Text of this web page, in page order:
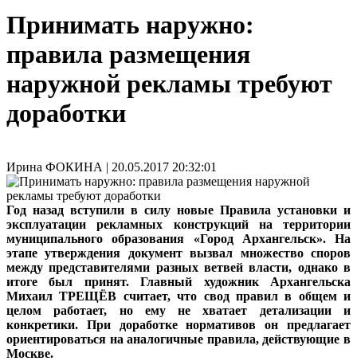
Принимать наружно:
правила размещения
наружной рекламы требуют
доработки
Ирина ФОКИНА | 20.05.2017 20:32:01
Год назад вступили в силу новые Правила установки и
эксплуатации рекламных конструкций на территории
муниципального образования «Город Архангельск». На
этапе утверждения документ вызвал множество споров
между представителями разных ветвей власти, однако в
итоге был принят. Главный художник Архангельска
Михаил ТРЕЩЁВ считает, что свод правил в общем и
целом работает, но ему не хватает детализации и
конкретики. При доработке нормативов он предлагает
ориентироваться на аналогичные правила, действующие в
Москве.